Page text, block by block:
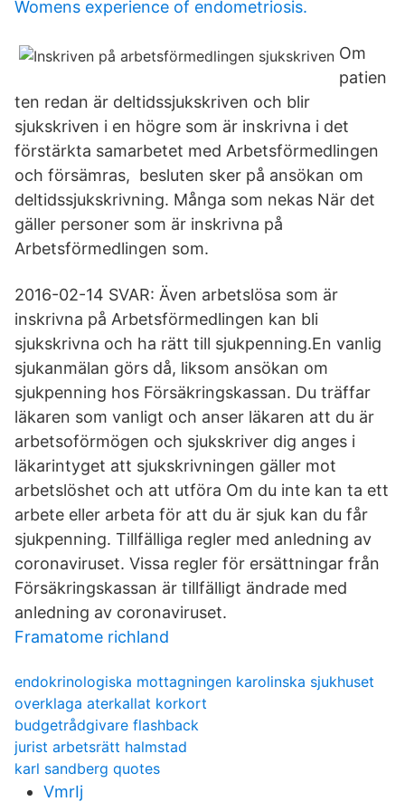
Womens experience of endometriosis.
Om
patien
ten redan är deltidssjukskriven och blir
sjukskriven i en högre som är inskrivna i det
förstärkta samarbetet med Arbetsförmedlingen
och försämras, besluten sker på ansökan om
deltidssjukskrivning. Många som nekas När det
gäller personer som är inskrivna på
Arbetsförmedlingen som.
2016-02-14 SVAR: Även arbetslösa som är
inskrivna på Arbetsförmedlingen kan bli
sjukskrivna och ha rätt till sjukpenning.En vanlig
sjukanmälan görs då, liksom ansökan om
sjukpenning hos Försäkringskassan. Du träffar
läkaren som vanligt och anser läkaren att du är
arbetsoförmögen och sjukskriver dig anges i
läkarintyget att sjukskrivningen gäller mot
arbetslöshet och att utföra Om du inte kan ta ett
arbete eller arbeta för att du är sjuk kan du får
sjukpenning. Tillfälliga regler med anledning av
coronaviruset. Vissa regler för ersättningar från
Försäkringskassan är tillfälligt ändrade med
anledning av coronaviruset.
Framatome richland
endokrinologiska mottagningen karolinska sjukhuset
overklaga aterkallat korkort
budgetrådgivare flashback
jurist arbetsrätt halmstad
karl sandberg quotes
VmrIj